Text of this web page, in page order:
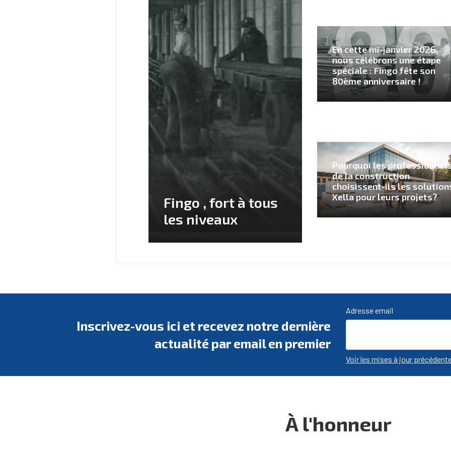
Fingo , fort à tous
les niveaux
En cette mi-janvier 2026,
nous célébrons une étape
spéciale : Fingo fête son
80ème anniversaire !
Pourquoi les
de la construction
choisissent-ils les
Xella pour leurs projets?
Inscrivez-vous ici et recevez notre dernière
actualité par email en premier
Adresse email
Voir les mises à jour
À l'honneur